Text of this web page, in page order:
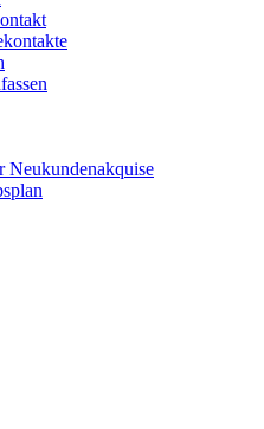
Neukundenakquise